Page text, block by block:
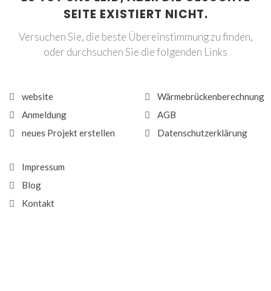
SEITE EXISTIERT NICHT.
Versuchen Sie, die beste Übereinstimmung zu finden,
oder durchsuchen Sie die folgenden Links
website
Anmeldung
neues Projekt erstellen
Wärmebrückenberechnung
AGB
Datenschutzerklärung
Impressum
Blog
Kontakt